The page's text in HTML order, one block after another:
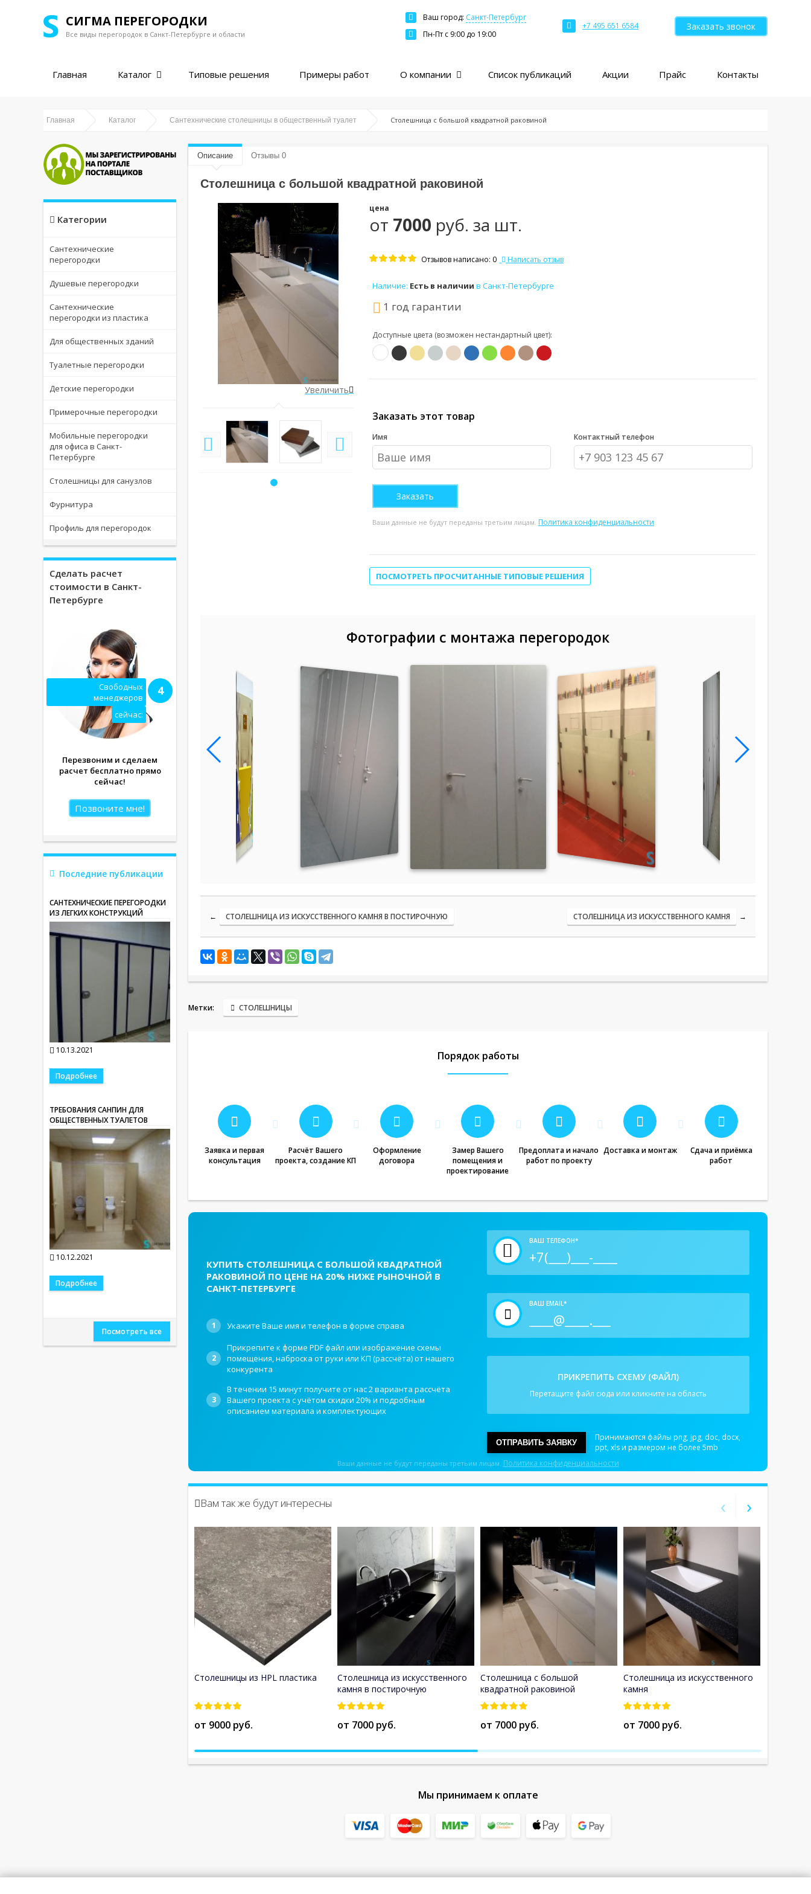
СИГМА ПЕРЕГОРОДКИ
Все виды перегородок в Санкт-Петербурге и области
Ваш город: Санкт-Петербург
Москва
Санкт-Петербург
Екатеринбург
Казань
Пн-Пт c 9:00 до 19:00
+7 495 651 6584 Заказать звонок
Главная Каталог Типовые решения Примеры работ О компании Список публикаций Акции Прайс Контакты
Главная Каталог Сантехнические столешницы в общественный туалет Столешница с большой квадратной раковиной
Категории
Сантехнические
перегородки
Душевые перегородки
Сантехнические
перегородки из пластика
Для общественных зданий
Туалетные перегородки
Детские перегородки
Примерочные перегородки
Мобильные перегородки
для офиса в Санкт-
Петербурге
Столешницы для санузлов
Фурнитура
Профиль для перегородок
Сделать расчет
стоимости в Санкт-
Петербурге
Свободных
менеджеров
сейчас:
4
Перезвоним и сделаем
расчет бесплатно прямо
сейчас!
Позвоните мне!
Последние публикации
САНТЕХНИЧЕСКИЕ ПЕРЕГОРОДКИ
ИЗ ЛЕГКИХ КОНСТРУКЦИЙ
10.13.2021
Подробнее
ТРЕБОВАНИЯ САНПИН ДЛЯ
ОБЩЕСТВЕННЫХ ТУАЛЕТОВ
10.12.2021
Подробнее
Посмотреть все
Описание Отзывы 0
Столешница с большой квадратной раковиной
Увеличить
цена
от 7000 руб. за шт.
Отзывов написано: 0 Написать отзыв
Наличие: Есть в наличии в Санкт-Петербурге
1 год гарантии
Доступные цвета (возможен нестандартный цвет):
Заказать этот товар
Имя Контактный телефон
Ваши данные не будут переданы третьим лицам. Политика конфиденциальности
ПОСМОТРЕТЬ ПРОСЧИТАННЫЕ ТИПОВЫЕ РЕШЕНИЯ
Фотографии с монтажа перегородок
← СТОЛЕШНИЦА ИЗ ИСКУССТВЕННОГО КАМНЯ В ПОСТИРОЧНУЮ СТОЛЕШНИЦА ИЗ ИСКУССТВЕННОГО КАМНЯ →
Метки: СТОЛЕШНИЦЫ
Порядок работы
Заявка и первая
консультация
Расчёт Вашего
проекта, создание КП
Оформление
договора
Замер Вашего
помещения и
проектирование
Предоплата и начало
работ по проекту
Доставка и монтаж
Сдача и приёмка
работ
КУПИТЬ СТОЛЕШНИЦА С БОЛЬШОЙ КВАДРАТНОЙ
РАКОВИНОЙ ПО ЦЕНЕ НА 20% НИЖЕ РЫНОЧНОЙ В
САНКТ-ПЕТЕРБУРГЕ
1 Укажите Ваше имя и телефон в форме справа
2
Прикрепите к форме PDF файл или изображение схемы
помещения, наброска от руки или КП (рассчёта) от нашего
конкурента
3
В течении 15 минут получите от нас 2 варианта рассчёта
Вашего проекта с учётом скидки 20% и подробным
описанием материала и комплектующих
ВАШ ТЕЛЕФОН*
ВАШ EMAIL*
ПРИКРЕПИТЬ СХЕМУ (ФАЙЛ)
Перетащите файл сюда или кликните на область
ОТПРАВИТЬ ЗАЯВКУ
Принимаются файлы png, jpg, doc, docx,
ppt, xls и размером не более 5mb
Ваши данные не будут переданы третьим лицам. Политика конфиденциальности
Вам так же будут интересны
Столешницы из HPL пластика
от 9000 руб.
Столешница из искусственного
камня в постирочную
от 7000 руб.
Столешница с большой
квадратной раковиной
от 7000 руб.
Столешница из искусственного
камня
от 7000 руб.
‹ ›
Мы принимаем к оплате